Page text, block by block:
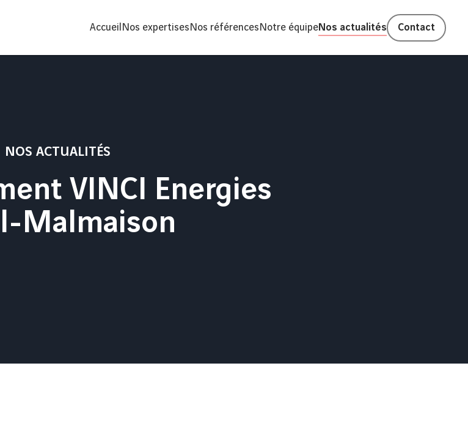
Accueil Nos expertises Nos références Notre équipeNos actualités Contact
NOS ACTUALITÉS
VINCI Energies
Malmaison